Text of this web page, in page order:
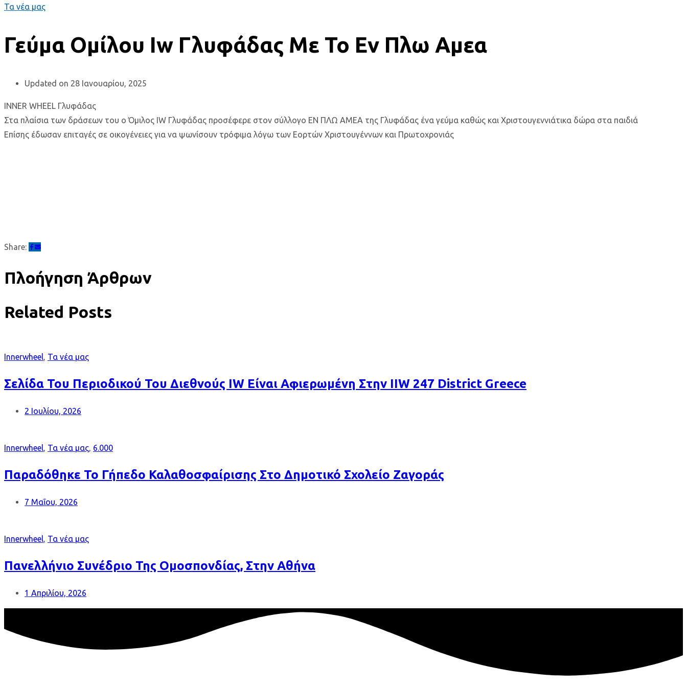
Τα νέα μας
Γεύμα Ομίλου Iw Γλυφάδας Με Το Εν Πλω Αμεα
Updated on 28 Ιανουαρίου, 2025
INNER WHEEL Γλυφάδας
Στα πλαίσια των δράσεων του ο Όμιλος IW Γλυφάδας προσέφερε στον σύλλογο ΕΝ ΠΛΩ ΑΜΕΑ της Γλυφάδας ένα γεύμα καθώς και Χριστουγεννιάτικα δώρα στα παιδιά
Επίσης έδωσαν επιταγές σε οικογένειες για να ψωνίσουν τρόφιμα λόγω των Εορτών Χριστουγέννων και Πρωτοχρονιάς
Share:
Πλοήγηση Άρθρων
Related Posts
Innerwheel, Τα νέα μας
Σελίδα Του Περιοδικού Του Διεθνούς IW Είναι Αφιερωμένη Στην IIW 247 District Greece
2 Ιουλίου, 2026
Innerwheel, Τα νέα μας, 6.000
Παραδόθηκε Το Γήπεδο Καλαθοσφαίρισης Στο Δημοτικό Σχολείο Ζαγοράς
7 Μαΐου, 2026
Innerwheel, Τα νέα μας
Πανελλήνιο Συνέδριο Της Ομοσπονδίας, Στην Αθήνα
1 Απριλίου, 2026